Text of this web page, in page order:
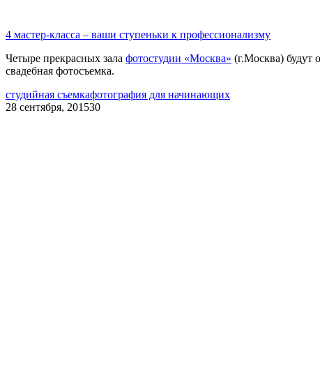
4 мастер-класса – ваши ступеньки к профессионализму
Четыре прекрасных зала фотостудии «Москва» (г.Москва) будут
свадебная фотосъемка.
студийная съемкафотография для начинающих
28 сентября, 201530